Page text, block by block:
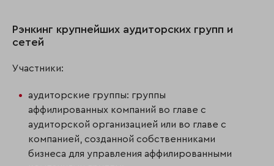
Рэнкинг крупнейших аудиторских групп и
сетей
Участники:
аудиторские группы: группы
аффилированных компаний во главе с
аудиторской организацией или во главе с
компанией, созданной собственниками
бизнеса для управления аффилированными